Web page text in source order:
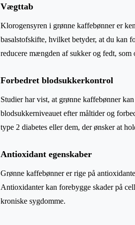
Vægttab
Klorogensyren i grønne kaffebønner er
basalstofskifte, hvilket betyder, at du kan
reducere mængden af sukker og fedt, som
Forbedret blodsukkerkontrol
Studier har vist, at grønne kaffebønner
blodsukkerniveauet efter måltider og
type 2 diabetes eller dem, der ønsker at
Antioxidant egenskaber
Grønne kaffebønner er rige på
Antioxidanter kan forebygge skader på
kroniske sygdomme.